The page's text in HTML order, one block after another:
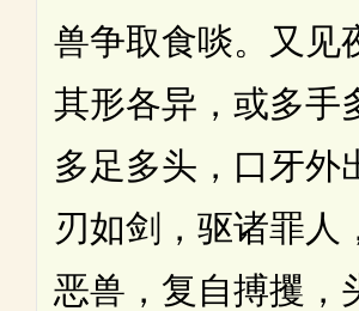
兽争取食啖。又见
其形各异，或多手
多足多头，口牙外
刃如剑，驱诸罪人
恶兽，复自搏攫，